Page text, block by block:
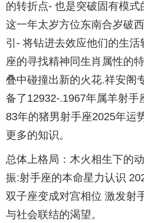
的转折点- 也是突破固有模式
这一年太岁方位东南合岁破
引- 将钻进去效应他们的生活
座的寻找精神同生肖属性的
叠中碰撞出新的火花.祥安阁
备了12932-.1967年属羊射手
83年的猪男射手座2025年运
更多的知识。
总体上格局：木火相生下的
振:射手座的本命星力认识‌
双子座变成对宫相位 激发射
与社会联结的渴望。